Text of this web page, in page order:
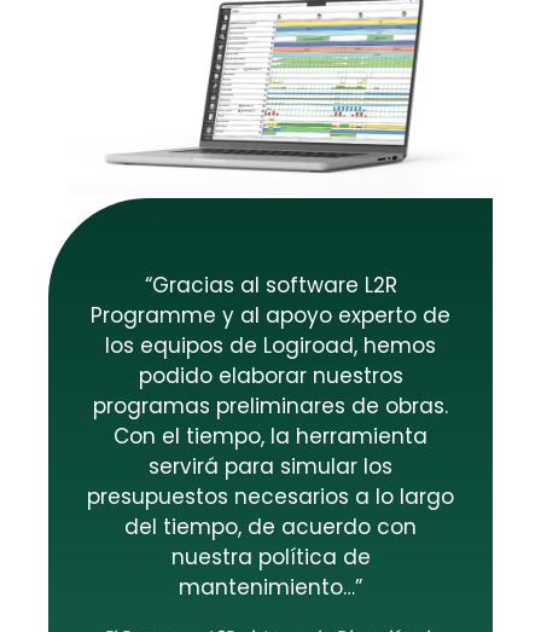
“Gracias al software L2R
Programme y al apoyo experto de
los equipos de Logiroad, hemos
podido elaborar nuestros
programas preliminares de obras.
Con el tiempo, la herramienta
servirá para simular los
presupuestos necesarios a lo largo
del tiempo, de acuerdo con
nuestra política de
mantenimiento…”